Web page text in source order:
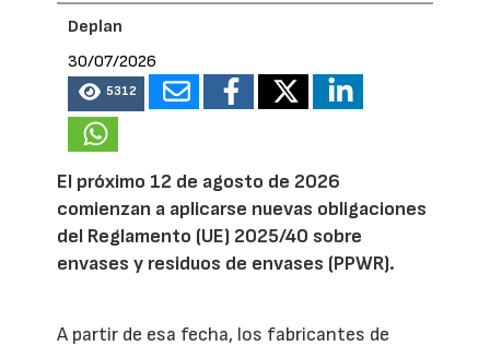
Deplan
30/07/2026
5312
El próximo 12 de agosto de 2026
comienzan a aplicarse nuevas obligaciones
del Reglamento (UE) 2025/40 sobre
envases y residuos de envases (PPWR).
A partir de esa fecha, los fabricantes de